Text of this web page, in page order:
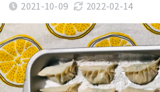
2021-10-09 2022-02-14